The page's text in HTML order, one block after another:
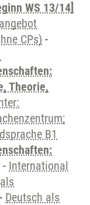
WS 13/14]
CPs) -
Theorie,
B1
- International
- Deutsch als